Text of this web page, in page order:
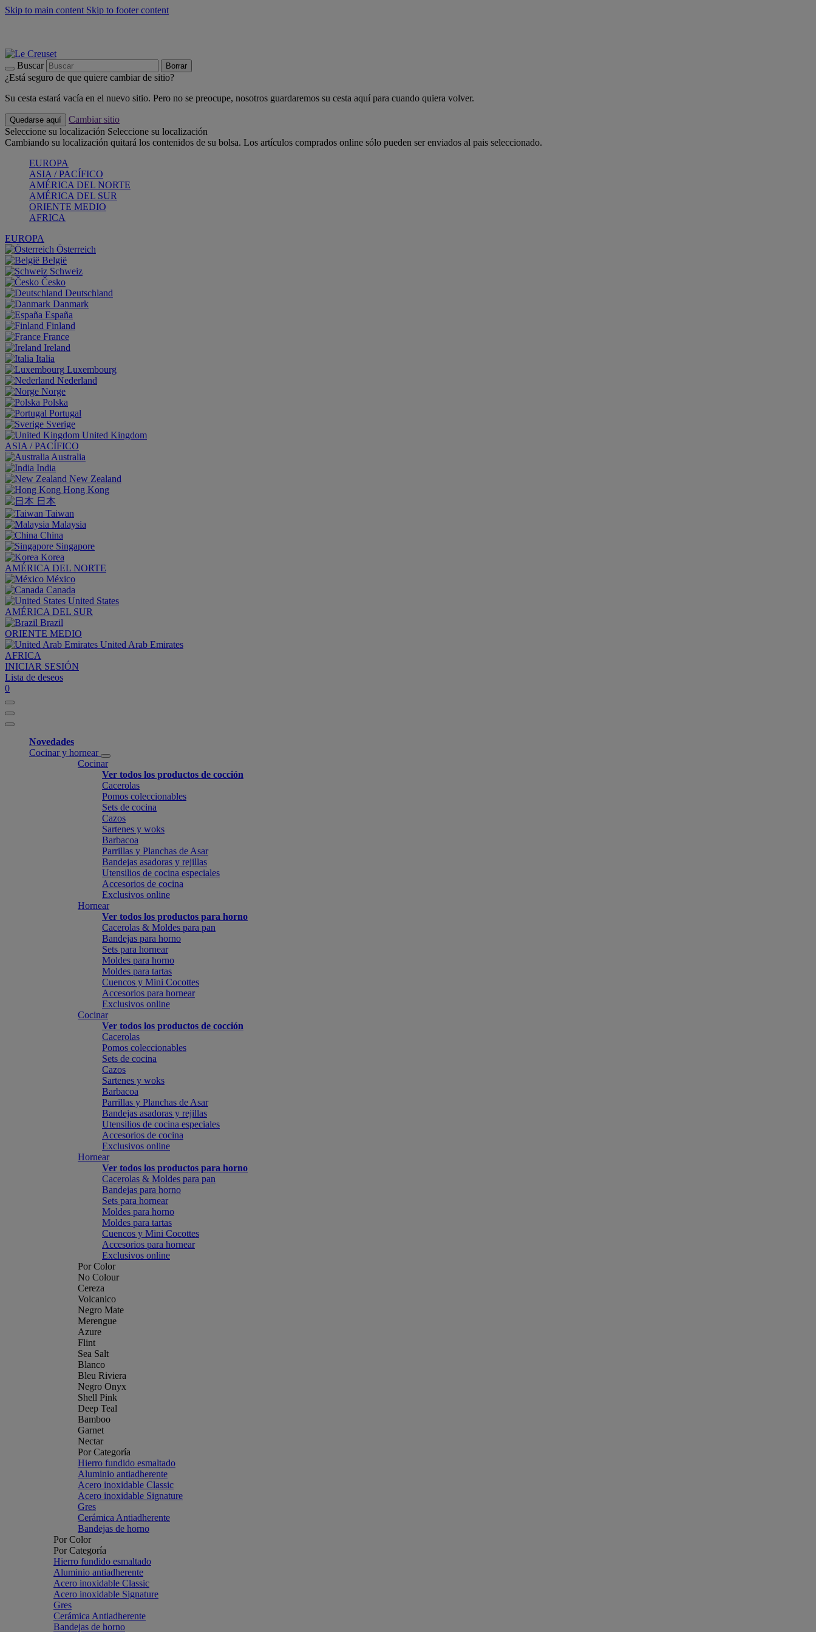
Skip to main content Skip to footer content
Buscar Borrar
¿Está seguro de que quiere cambiar de sitio?
Su cesta estará vacía en el nuevo sitio. Pero no se preocupe, nosotros guardaremos su cesta aquí para cuando quiera volver.
Quedarse aquí
Cambiar sitio
Seleccione su localización Seleccione su localización
Cambiando su localización quitará los contenidos de su bolsa. Los artículos comprados online sólo pueden ser enviados al pais seleccionado.
EUROPA
ASIA / PACÍFICO
AMÉRICA DEL NORTE
AMÉRICA DEL SUR
ORIENTE MEDIO
AFRICA
EUROPA
Österreich
België
Schweiz
Česko
Deutschland
Danmark
España
Finland
France
Ireland
Italia
Luxembourg
Nederland
Norge
Polska
Portugal
Sverige
United Kingdom
ASIA / PACÍFICO
Australia
India
New Zealand
Hong Kong
日本
Taiwan
Malaysia
China
Singapore
Korea
AMÉRICA DEL NORTE
México
Canada
United States
AMÉRICA DEL SUR
Brazil
ORIENTE MEDIO
United Arab Emirates
AFRICA
INICIAR SESIÓN
Lista de deseos
0
Novedades
Cocinar y hornear
Cocinar
Ver todos los productos de cocción
Cacerolas
Pomos coleccionables
Sets de cocina
Cazos
Sartenes y woks
Barbacoa
Parrillas y Planchas de Asar
Bandejas asadoras y rejillas
Utensilios de cocina especiales
Accesorios de cocina
Exclusivos online
Hornear
Ver todos los productos para horno
Cacerolas & Moldes para pan
Bandejas para horno
Sets para hornear
Moldes para horno
Moldes para tartas
Cuencos y Mini Cocottes
Accesorios para hornear
Exclusivos online
Cocinar
Ver todos los productos de cocción
Cacerolas
Pomos coleccionables
Sets de cocina
Cazos
Sartenes y woks
Barbacoa
Parrillas y Planchas de Asar
Bandejas asadoras y rejillas
Utensilios de cocina especiales
Accesorios de cocina
Exclusivos online
Hornear
Ver todos los productos para horno
Cacerolas & Moldes para pan
Bandejas para horno
Sets para hornear
Moldes para horno
Moldes para tartas
Cuencos y Mini Cocottes
Accesorios para hornear
Exclusivos online
Por Color
No Colour
Cereza
Volcanico
Negro Mate
Merengue
Azure
Flint
Sea Salt
Blanco
Bleu Riviera
Negro Onyx
Shell Pink
Deep Teal
Bamboo
Garnet
Nectar
Por Categoría
Hierro fundido esmaltado
Aluminio antiadherente
Acero inoxidable Classic
Acero inoxidable Signature
Gres
Cerámica Antiadherente
Bandejas de horno
Por Color
Por Categoría
Hierro fundido esmaltado
Aluminio antiadherente
Acero inoxidable Classic
Acero inoxidable Signature
Gres
Cerámica Antiadherente
Bandejas de horno